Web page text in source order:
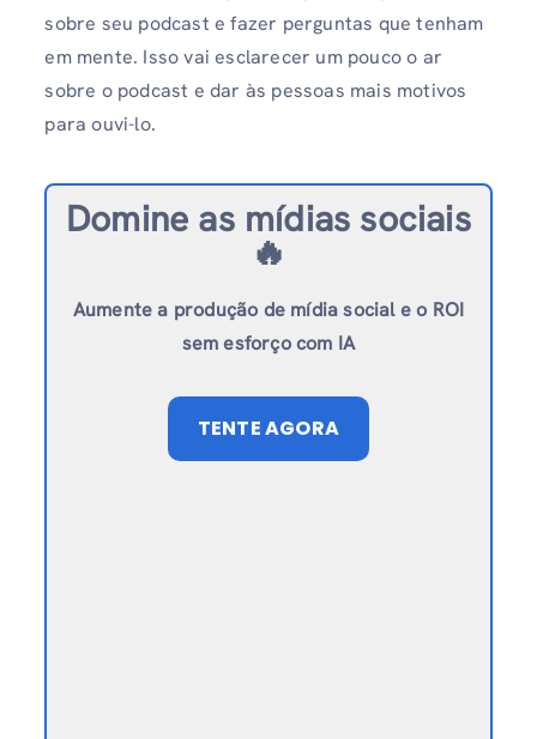
sobre seu podcast e fazer perguntas que tenham
em mente. Isso vai esclarecer um pouco o ar
sobre o podcast e dar às pessoas mais motivos
para ouvi-lo.
Domine as mídias sociais
🔥
Aumente a produção de mídia social e o ROI
sem esforço com IA
TENTE AGORA